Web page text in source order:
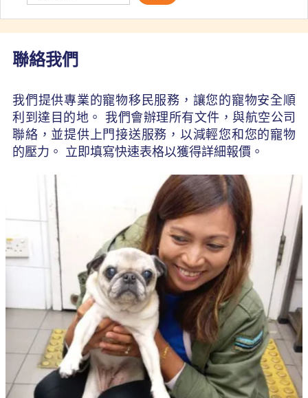
聯絡我們
我們提供專業的寵物移民服務，讓您的寵物安全順
利到達目的地。 我們會辦理所有文件，與航空公司
聯絡，並提供上門接送服務，以減輕您和您的寵物
的壓力。 立即填寫快速表格以獲得詳細報價。